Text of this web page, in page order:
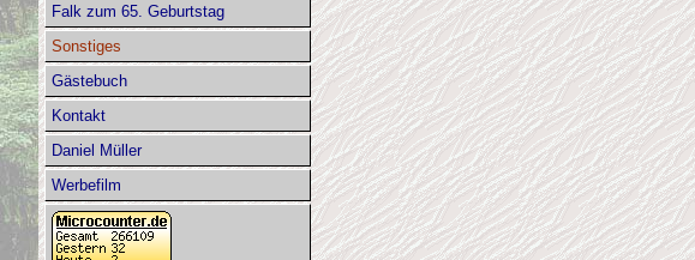
Falk zum 65. Geburtstag
Sonstiges
Gästebuch
Kontakt
Daniel Müller
Werbefilm